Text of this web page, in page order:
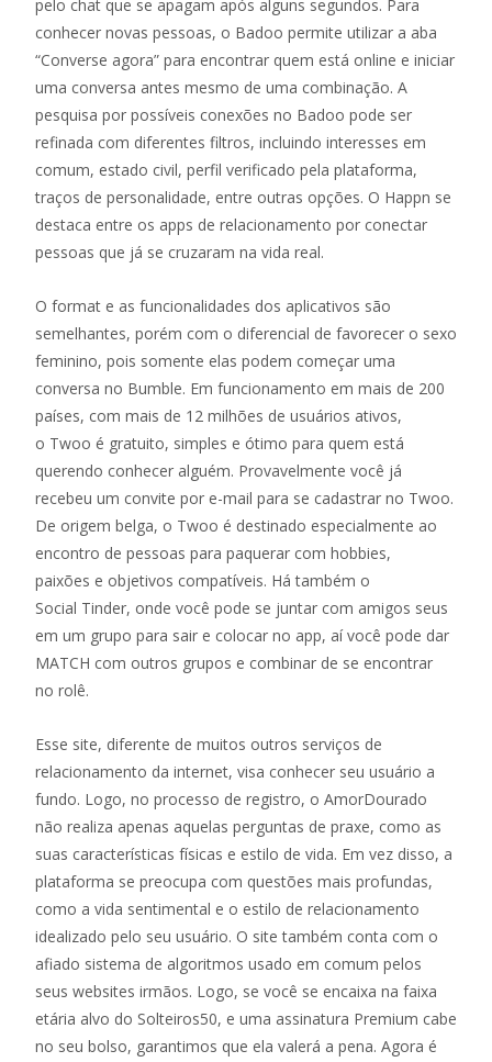
pelo chat que se apagam após alguns segundos. Para
conhecer novas pessoas, o Badoo permite utilizar a aba
“Converse agora” para encontrar quem está online e iniciar
uma conversa antes mesmo de uma combinação. A
pesquisa por possíveis conexões no Badoo pode ser
refinada com diferentes filtros, incluindo interesses em
comum, estado civil, perfil verificado pela plataforma,
traços de personalidade, entre outras opções. O Happn se
destaca entre os apps de relacionamento por conectar
pessoas que já se cruzaram na vida real.
O format e as funcionalidades dos aplicativos são
semelhantes, porém com o diferencial de favorecer o sexo
feminino, pois somente elas podem começar uma
conversa no Bumble. Em funcionamento em mais de 200
países, com mais de 12 milhões de usuários ativos,
o Twoo é gratuito, simples e ótimo para quem está
querendo conhecer alguém. Provavelmente você já
recebeu um convite por e-mail para se cadastrar no Twoo.
De origem belga, o Twoo é destinado especialmente ao
encontro de pessoas para paquerar com hobbies,
paixões e objetivos compatíveis. Há também o
Social Tinder, onde você pode se juntar com amigos seus
em um grupo para sair e colocar no app, aí você pode dar
MATCH com outros grupos e combinar de se encontrar
no rolê.
Esse site, diferente de muitos outros serviços de
relacionamento da internet, visa conhecer seu usuário a
fundo. Logo, no processo de registro, o AmorDourado
não realiza apenas aquelas perguntas de praxe, como as
suas características físicas e estilo de vida. Em vez disso, a
plataforma se preocupa com questões mais profundas,
como a vida sentimental e o estilo de relacionamento
idealizado pelo seu usuário. O site também conta com o
afiado sistema de algoritmos usado em comum pelos
seus websites irmãos. Logo, se você se encaixa na faixa
etária alvo do Solteiros50, e uma assinatura Premium cabe
no seu bolso, garantimos que ela valerá a pena. Agora é